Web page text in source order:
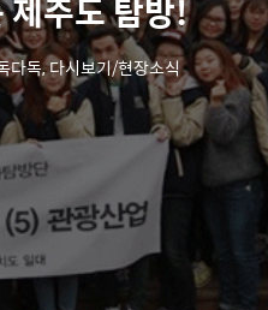
제주도 탐방!
다독, 다시보기/현장소식